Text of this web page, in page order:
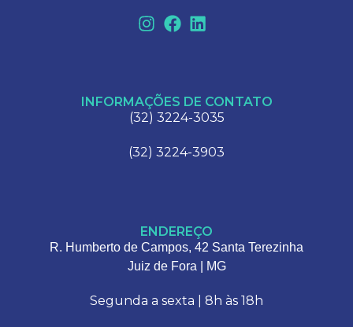
INFORMAÇÕES DE CONTATO
(32) 3224-3035
(32) 3224-3903
ENDEREÇO
R. Humberto de Campos, 42 Santa Terezinha
Juiz de Fora | MG
Segunda a sexta | 8h às 18h